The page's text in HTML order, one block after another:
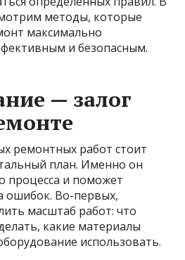
методы, которые
максимально
и безопасным.
— залог
ремонтных работ стоит
план. Именно он
процесса и поможет
ошибок. Во-первых,
масштаб работ: что
какие материалы
использовать.